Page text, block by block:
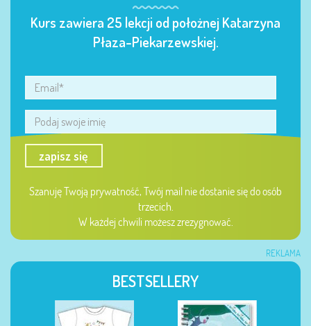
Kurs zawiera 25 lekcji od położnej Katarzyna
Płaza-Piekarzewskiej.
zapisz się
Szanuję Twoją prywatność, Twój mail nie dostanie się do osób
trzecich.
W każdej chwili możesz zrezygnować.
REKLAMA
BESTSELLERY